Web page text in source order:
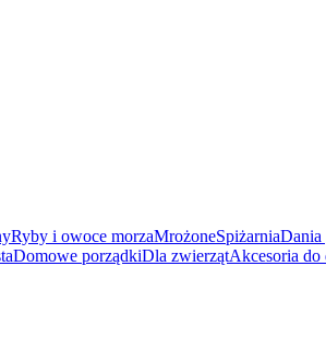
Ryby i owoce morzaMrożoneSpiżarniaDania
Domowe porządkiDla zwierzątAkcesoria do